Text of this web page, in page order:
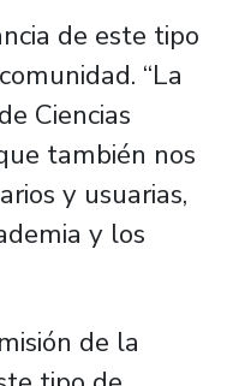
de este tipo
“La
Ciencias
también nos
y usuarias,
y los
de la